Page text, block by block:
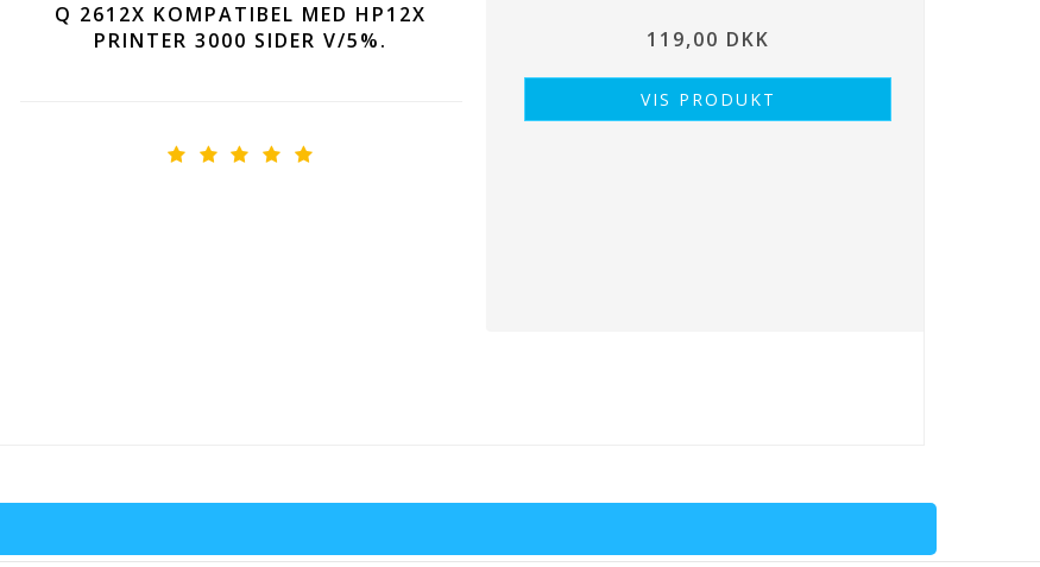
Q 2612X KOMPATIBEL MED HP12X
PRINTER 3000 SIDER V/5%.
119,00 DKK
VIS PRODUKT